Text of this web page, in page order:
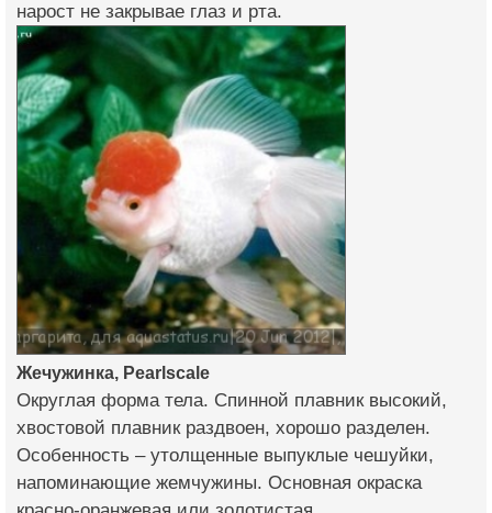
нарост не закрывае глаз и рта.
Жечужинка, Pearlscale
Округлая форма тела. Спинной плавник высокий,
хвостовой плавник раздвоен, хорошо разделен.
Особенность – утолщенные выпуклые чешуйки,
напоминающие жемчужины. Основная окраска